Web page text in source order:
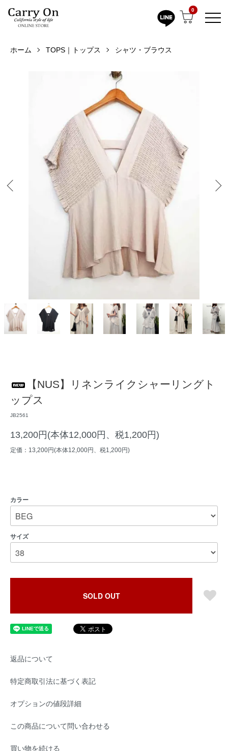
0
ホーム TOPS｜トップス シャツ・ブラウス
【NUS】リネンライクシャーリングト
ップス
JB2561
13,200円(本体12,000円、税1,200円)
定価：13,200円(本体12,000円、税1,200円)
カラー
サイズ
SOLD OUT
返品について
特定商取引法に基づく表記
オプションの値段詳細
この商品について問い合わせる
買い物を続ける